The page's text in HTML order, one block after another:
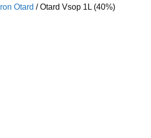
Otard / Otard Vsop 1L (40%)